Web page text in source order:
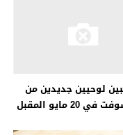
لوحيين جديدين من
20 مايو المقبل